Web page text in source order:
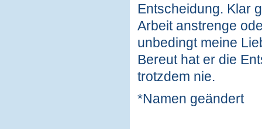
Entscheidung. Klar
Arbeit anstrenge
unbedingt meine
Bereut hat er die
trotzdem nie.
*Namen geändert